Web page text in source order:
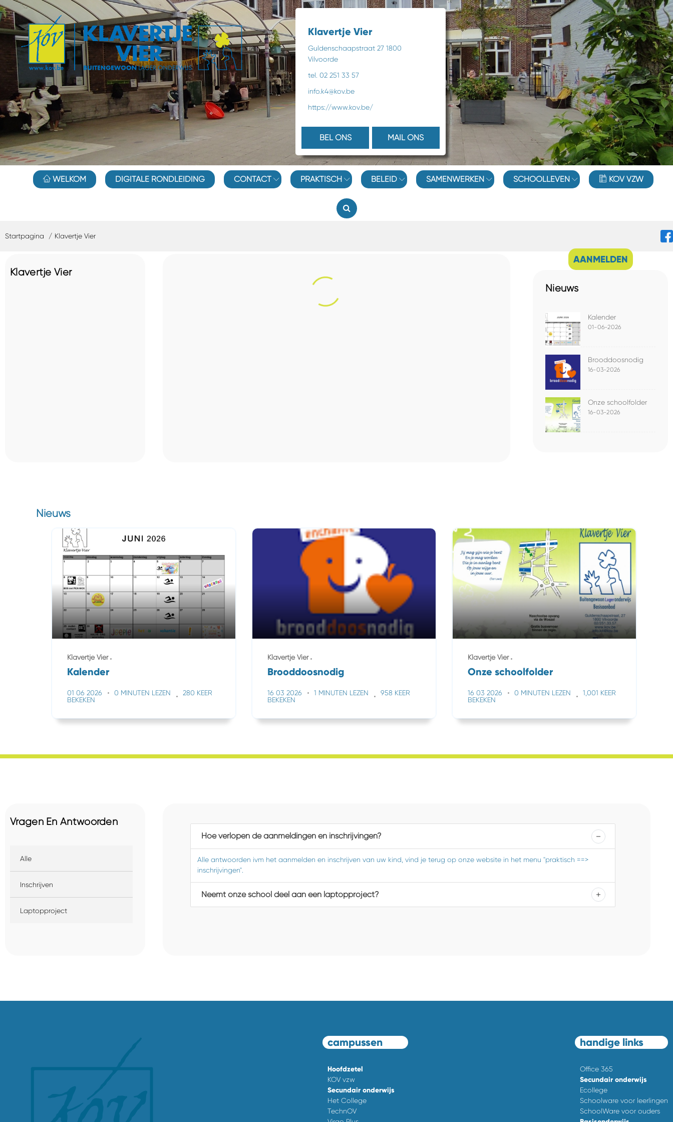
Klavertje Vier
Guldenschaapstraat 27 1800
Vilvoorde
tel. 02 251 33 57
info.k4@kov.be
https://www.kov.be/
BEL ONS MAIL ONS
WELKOM DIGITALE RONDLEIDING CONTACT PRAKTISCH BELEID SAMENWERKEN SCHOOLLEVEN KOV VZW
Startpagina Klavertje Vier
Klavertje Vier
AANMELDEN
Nieuws
Kalender
01-06-2026
Brooddoosnodig
16-03-2026
Onze schoolfolder
16-03-2026
Nieuws
Klavertje Vier
Kalender
01 06 2026 0 MINUTEN LEZEN
280 KEER
BEKEKEN
Klavertje Vier
Brooddoosnodig
16 03 2026 1 MINUTEN LEZEN
958 KEER
BEKEKEN
Klavertje Vier
Onze schoolfolder
16 03 2026 0 MINUTEN LEZEN
1,001 KEER
BEKEKEN
Vragen En Antwoorden
Alle
Inschrijven
Laptopproject
Hoe verlopen de aanmeldingen en inschrijvingen?
Alle antwoorden ivm het aanmelden en inschrijven van uw kind, vind je terug op onze website in het menu "praktisch ==>
inschrijvingen".
Neemt onze school deel aan een laptopproject?
campussen
Hoofdzetel
KOV vzw
Secundair onderwijs
Het College
TechnOV
handige links
Office 365
Secundair onderwijs
Ecollege
Schoolware voor leerlingen
SchoolWare voor ouders